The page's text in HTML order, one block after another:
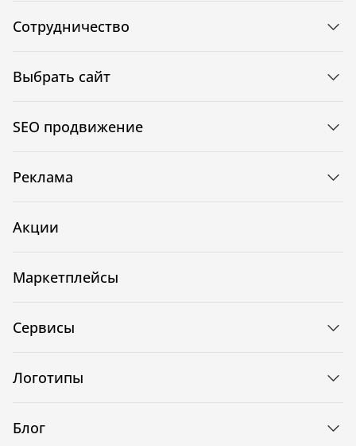
Сотрудничество
Выбрать сайт
SEO продвижение
Реклама
Акции
Маркетплейсы
Сервисы
Логотипы
Блог